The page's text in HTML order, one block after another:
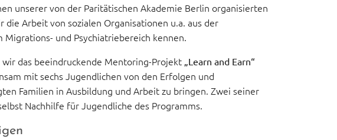
unserer von der Paritätischen Akademie Berlin organisierten
Arbeit von sozialen Organisationen u.a. aus der
und Psychiatriebereich kennen.
das beeindruckende Mentoring-Projekt „Learn and Earn“
mit sechs Jugendlichen von den Erfolgen und
Familien in Ausbildung und Arbeit zu bringen. Zwei seiner
Nachhilfe für Jugendliche des Programms.